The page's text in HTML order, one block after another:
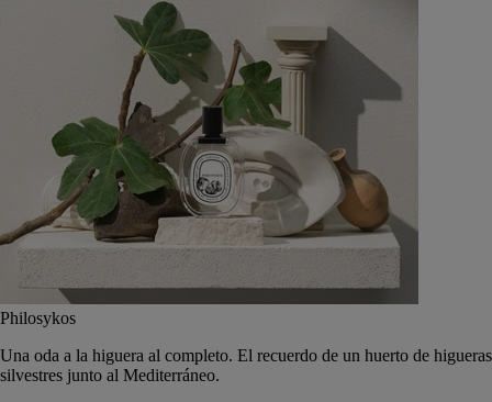
Philosykos
Una oda a la higuera al completo. El recuerdo de un huerto de higueras
silvestres junto al Mediterráneo.